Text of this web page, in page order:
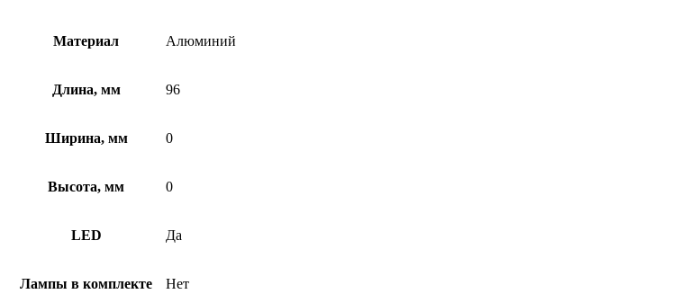
Материал Алюминий
Длина, мм 96
Ширина, мм 0
Высота, мм 0
LED Да
Лампы в комплекте Нет